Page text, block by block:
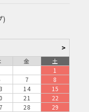
)
>
金
土
1
7
8
14
15
21
22
28
29